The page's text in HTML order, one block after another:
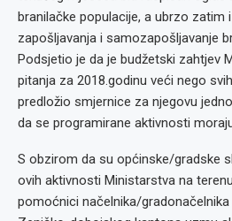
branilačke populacije, a ubrzo zatim
zapošljavanja i samozapošljavanje
Podsjetio je da je budžetski zahtjev
pitanja za 2018.godinu veći nego
predložio smjernice za njegovu
da se programirane aktivnosti
S obzirom da su općinske/gradske
ovih aktivnosti Ministarstva na
pomoćnici načelnika/